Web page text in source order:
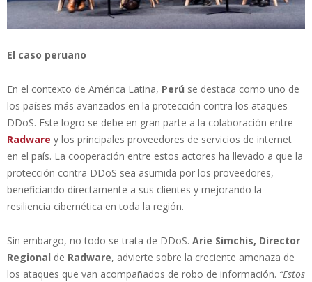
El caso peruano
En el contexto de América Latina, Perú se destaca como uno de
los países más avanzados en la protección contra los ataques
DDoS. Este logro se debe en gran parte a la colaboración entre
Radware y los principales proveedores de servicios de internet
en el país. La cooperación entre estos actores ha llevado a que la
protección contra DDoS sea asumida por los proveedores,
beneficiando directamente a sus clientes y mejorando la
resiliencia cibernética en toda la región.
Sin embargo, no todo se trata de DDoS. Arie Simchis, Director
Regional de Radware, advierte sobre la creciente amenaza de
los ataques que van acompañados de robo de información. “Estos